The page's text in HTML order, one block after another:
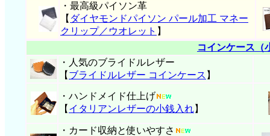
・最高級パイソン革
【 ダイヤモンドパイソン パール加工 マネー
クリップ／ウオレット 】
コインケース（
・人気のブライドルレザー
【 ブライドルレザー コインケース 】
・ハンドメイド仕上げ
【 イタリアンレザーの小銭入れ】
・カード収納と使いやすさ